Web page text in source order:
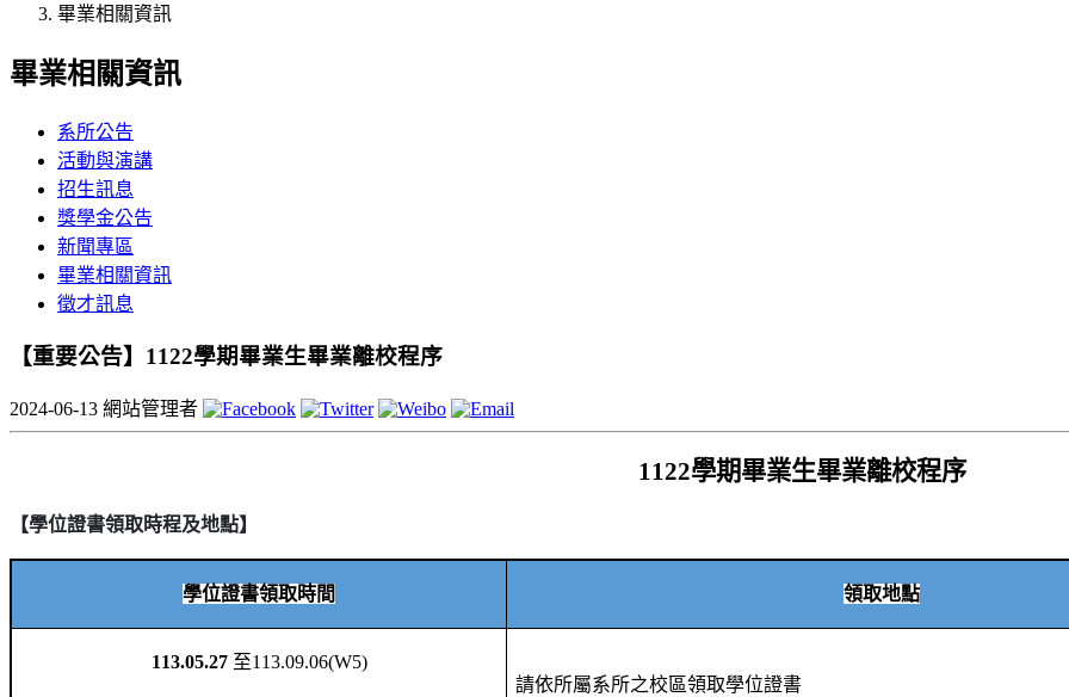
畢業相關資訊
畢業相關資訊
系所公告
活動與演講
招生訊息
獎學金公告
新聞專區
畢業相關資訊
徵才訊息
【重要公告】1122學期畢業生畢業離校程序
2024-06-13 網站管理者
1122學期畢業生畢業離校程序
【學位證書領取時程及地點】
學位證書領取時間 領取地點
113.05.27 至113.09.06(W5)
請依所屬系所之校區領取學位證書